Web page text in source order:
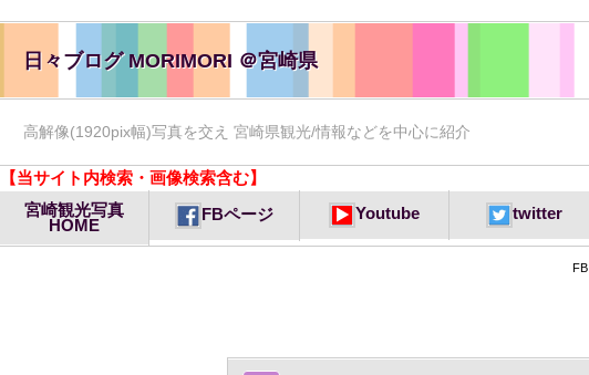
日々ブログ MORIMORI ＠宮崎県
高解像(1920pix幅)写真を交え 宮崎県観光/情報などを中心に紹介
【当サイト内検索・画像検索含む】
宮崎観光写真
HOME
FBページ Youtube twitter